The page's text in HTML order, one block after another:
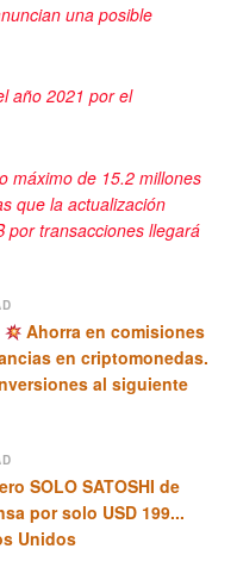
una posible
año 2021 por el
máximo de 15.2 millones
que la actualización
por transacciones llegará
Ahorra en comisiones
en criptomonedas.
al siguiente
SOLO SATOSHI de
por solo USD 199...
Unidos